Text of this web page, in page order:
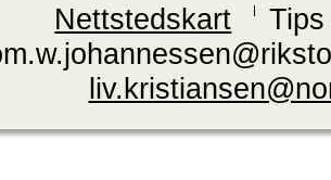
Nettstedskart